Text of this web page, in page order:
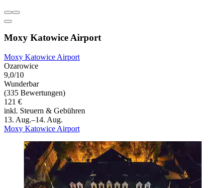
Moxy Katowice Airport
Moxy Katowice Airport
Ozarowice
9,0/10
Wunderbar
(335 Bewertungen)
121 €
inkl. Steuern & Gebühren
13. Aug.–14. Aug.
Moxy Katowice Airport